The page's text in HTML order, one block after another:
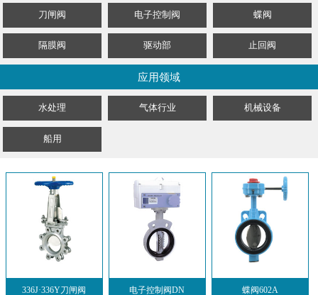
刀闸阀 电子控制阀 蝶阀
隔膜阀 驱动部 止回阀
应用领域
水处理 气体行业 机械设备
船用
336J·336Y刀闸阀 电子控制阀DN 蝶阀602A